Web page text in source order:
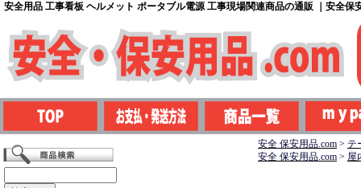
安全用品 工事看板 ヘルメット ポータブル電源 工事現場関連商品の通販 ｜安全保
安全 保安用品.com > テ
安全 保安用品.com > 屋